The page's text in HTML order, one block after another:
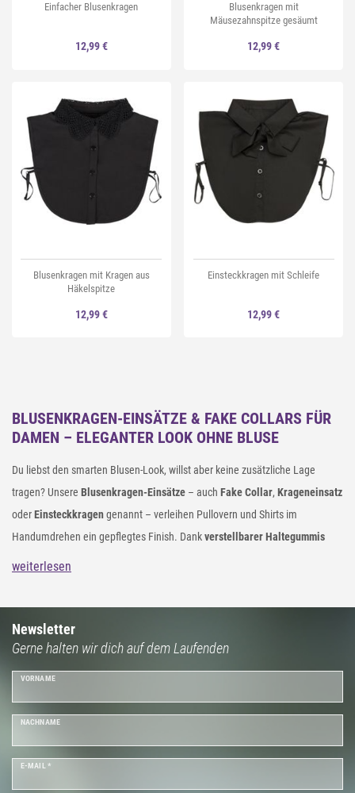
Einfacher Blusenkragen
12,99 €
Blusenkragen mit
Mäusezahnspitze gesäumt
12,99 €
Blusenkragen mit Kragen aus
Häkelspitze
12,99 €
Einsteckkragen mit Schleife
12,99 €
BLUSENKRAGEN-EINSÄTZE & FAKE COLLARS FÜR
DAMEN – ELEGANTER LOOK OHNE BLUSE
Du liebst den smarten Blusen-Look, willst aber keine zusätzliche Lage
tragen? Unsere Blusenkragen-Einsätze – auch Fake Collar, Krageneinsatz
oderEinsteckkragengenannt – verleihen Pullovern und Shirts im
Handumdrehen ein gepflegtes Finish. Dankverstellbarer Haltegummis
sitzen sie rutschfest und bequem – für Office, Events oder lässige Alltags-
weiterlesen
Newsletter
Gerne halten wir dich auf dem Laufenden
VORNAME
NACHNAME
E-MAIL *